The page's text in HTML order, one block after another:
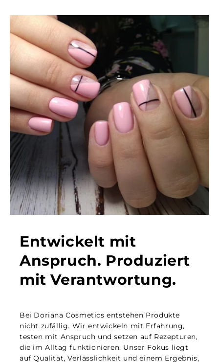
Entwickelt mit
Anspruch. Produziert
mit Verantwortung.
Bei Doriana Cosmetics entstehen Produkte
nicht zufällig. Wir entwickeln mit Erfahrung,
testen mit Anspruch und setzen auf Rezepturen,
die im Alltag funktionieren. Unser Fokus liegt
auf Qualität, Verlässlichkeit und einem Ergebnis,